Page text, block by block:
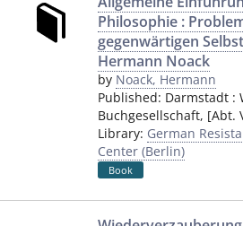
Philosophie :
gegenwärtigen
Hermann Noack
by Noack, Hermann
Published: Darmstadt :
Buchgesellschaft, [Abt.
Library: German
Center (Berlin)
Book